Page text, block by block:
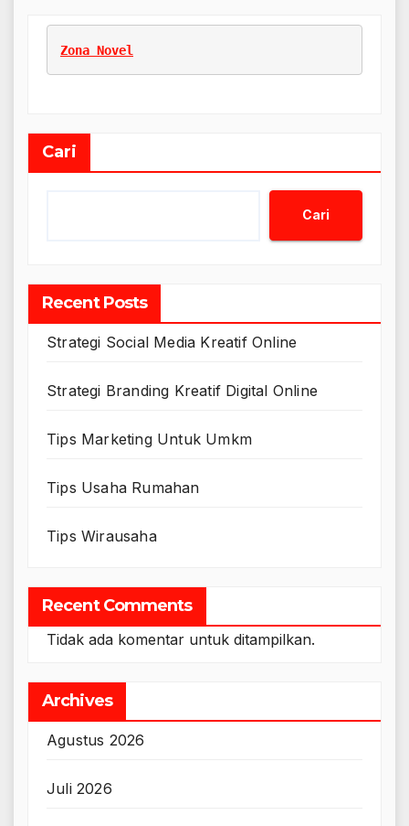
Zona Novel
Cari
Cari
Recent Posts
Strategi Social Media Kreatif Online
Strategi Branding Kreatif Digital Online
Tips Marketing Untuk Umkm
Tips Usaha Rumahan
Tips Wirausaha
Recent Comments
Tidak ada komentar untuk ditampilkan.
Archives
Agustus 2026
Juli 2026